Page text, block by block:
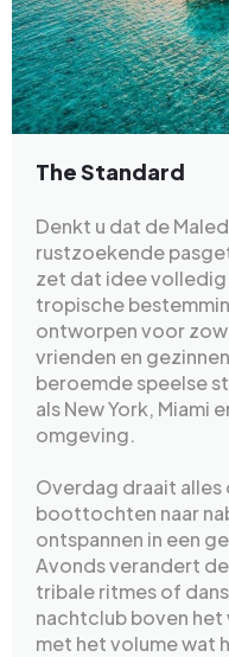
The Standard
Denkt u dat de
rustzoekende
zet dat idee volledig
tropische
ontworpen voor
vrienden en
beroemde speelse
als New York, Miami
omgeving.
Overdag draait alles
boottochten naar
ontspannen in een
Avonds verandert
tribale ritmes of
nachtclub boven het
met het volume wat